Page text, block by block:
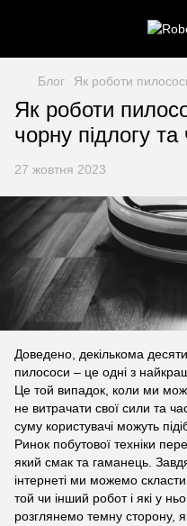
Блог Як роботи
Як роботи
чорну підлогу та
27 жовтня 2023
Доведено, декількома
пилососи – це одні з
Це той випадок, коли ми
не витрачати свої сили та
суму користувачі можуть
Ринок побутової техніки
який смак та гаманець.
інтернеті ми можемо
той чи інший робот і які у
розглянемо темну сторону,